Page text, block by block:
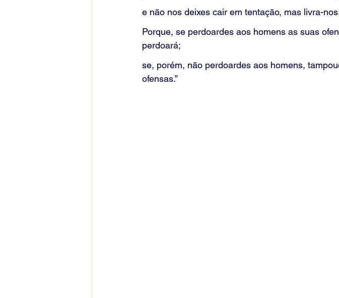
e não nos deixes cair em tentação, mas livra-
Porque, se perdoardes aos homens as suas
perdoará;
se, porém, não perdoardes aos homens,
ofensas.”